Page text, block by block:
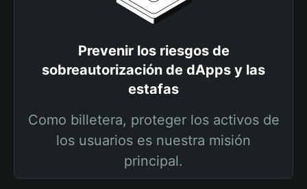
Prevenir los riesgos de
sobreautorización de dApps y las
estafas
Como billetera, proteger los activos de
los usuarios es nuestra misión
principal.